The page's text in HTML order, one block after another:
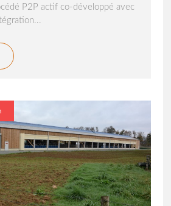
P2P actif co-développé avec